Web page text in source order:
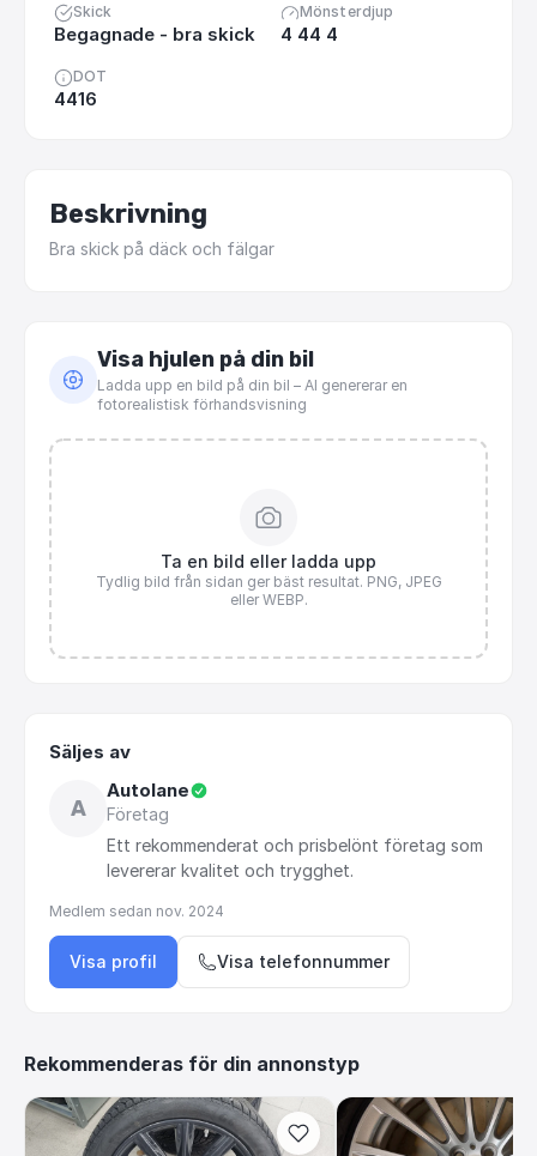
Skick
Begagnade - bra skick
Mönsterdjup
4 44 4
DOT
4416
Beskrivning
Bra skick på däck och fälgar
Visa hjulen på din bil
Ladda upp en bild på din bil – AI genererar en
fotorealistisk förhandsvisning
Ta en bild eller ladda upp
Tydlig bild från sidan ger bäst resultat. PNG, JPEG
eller WEBP.
Säljes av
A
Autolane
Företag
Ett rekommenderat och prisbelönt företag som
levererar kvalitet och trygghet.
Medlem sedan nov. 2024
Visa profil Visa telefonnummer
Rekommenderas för din annonstyp